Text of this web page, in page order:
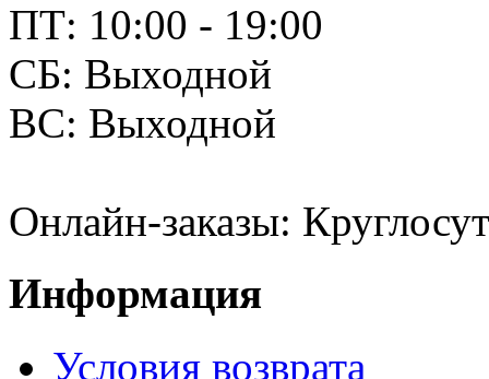
ПТ: 10:00 - 19:00
СБ: Выходной
ВС: Выходной
Онлайн-заказы:
Информация
Условия возврата